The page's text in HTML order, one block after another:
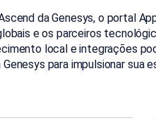
da Genesys, o portal
e os parceiros
local e integrações
para impulsionar sua